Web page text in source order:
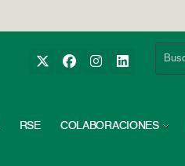
RSE COLABORACIONES